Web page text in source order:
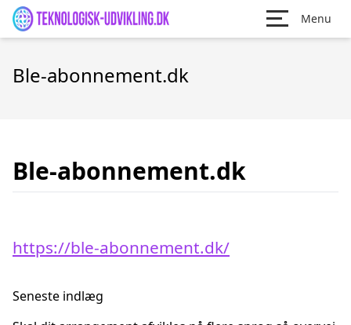
Menu
Ble-abonnement.dk
Ble-abonnement.dk
https://ble-abonnement.dk/
Seneste indlæg